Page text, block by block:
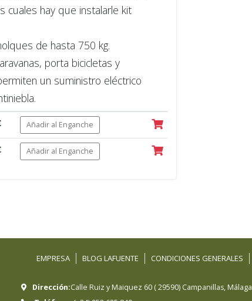
cuales hay que instalarle kit
de hasta 750 kg.
porta bicicletas y
un suministro eléctrico
Añadir al Enganche
Añadir al Enganche
EMPRESA BLOG LAFUENTE CONDICIONES GENERALES
Dirección:Calle Ruiz y Maiquez 60 (29590) Campanillas, Málaga